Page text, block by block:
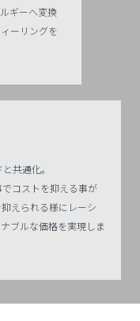
ギーへ変換
ーリングを
共通化。
コストを抑える事が
えられる様にレーシ
ブルな価格を実現しま